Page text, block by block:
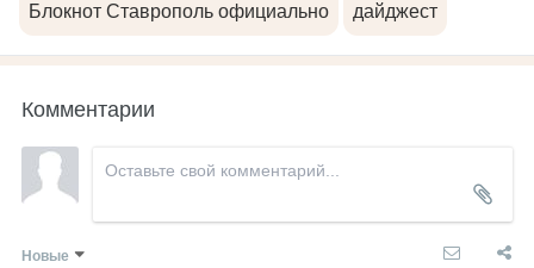
Блокнот Ставрополь официально дайджест
Комментарии
Новые